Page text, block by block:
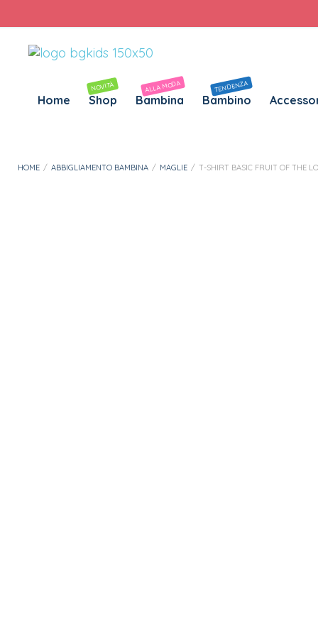
Home Shop
NOVITÀ
Bambina
ALLA MODA
Bambino
TENDENZA
HOME / ABBIGLIAMENTO BAMBINA / MAGLIE / T-SHIRT BASIC FRUIT OF THE